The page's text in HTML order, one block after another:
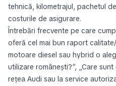
tehnică, kilometrajul, pachetul
costurile de asigurare.
Întrebări frecvente pe care
oferă cel mai bun raport
motoare diesel sau hybrid o
utilizare românești?”, „Care
rețea Audi sau la service